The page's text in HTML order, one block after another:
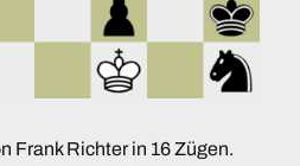
Frank Richter in 16 Zügen.